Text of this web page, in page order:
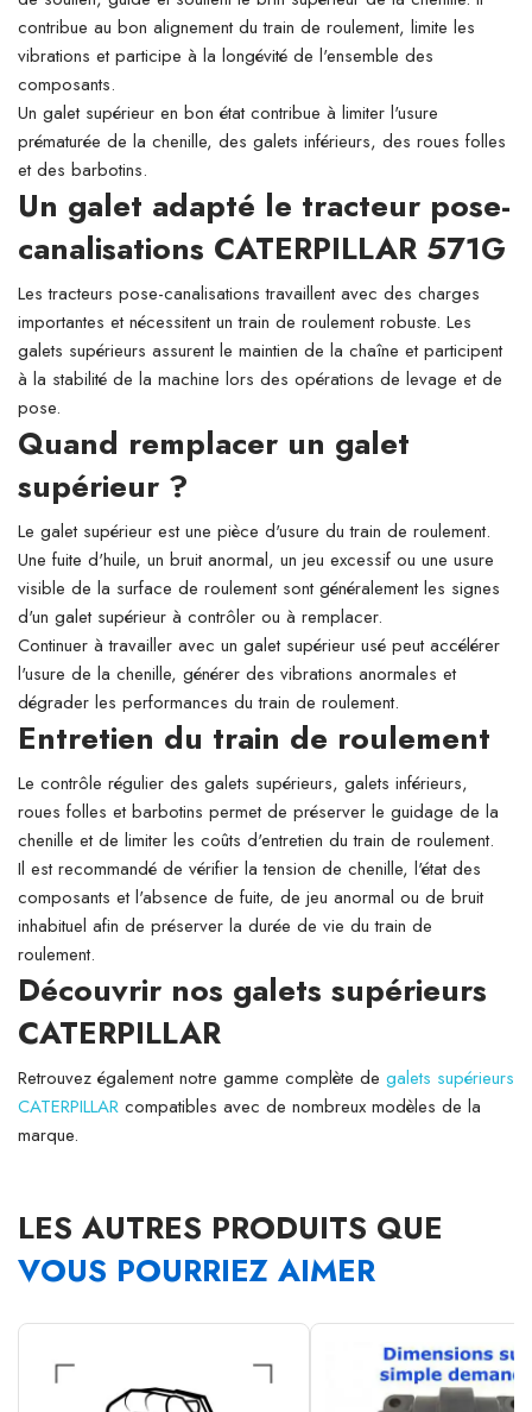
contribue au bon alignement du train de roulement, limite les
vibrations et participe à la longévité de l'ensemble des
composants.
Un galet supérieur en bon état contribue à limiter l'usure
prématurée de la chenille, des galets inférieurs, des roues folles
et des barbotins.
Un galet adapté le tracteur pose-
canalisations CATERPILLAR 571G
Les tracteurs pose-canalisations travaillent avec des charges
importantes et nécessitent un train de roulement robuste. Les
galets supérieurs assurent le maintien de la chaîne et participent
à la stabilité de la machine lors des opérations de levage et de
pose.
Quand remplacer un galet
supérieur ?
Le galet supérieur est une pièce d'usure du train de roulement.
Une fuite d'huile, un bruit anormal, un jeu excessif ou une usure
visible de la surface de roulement sont généralement les signes
d'un galet supérieur à contrôler ou à remplacer.
Continuer à travailler avec un galet supérieur usé peut accélérer
l'usure de la chenille, générer des vibrations anormales et
dégrader les performances du train de roulement.
Entretien du train de roulement
Le contrôle régulier des galets supérieurs, galets inférieurs,
roues folles et barbotins permet de préserver le guidage de la
chenille et de limiter les coûts d'entretien du train de roulement.
Il est recommandé de vérifier la tension de chenille, l'état des
composants et l'absence de fuite, de jeu anormal ou de bruit
inhabituel afin de préserver la durée de vie du train de
roulement.
Découvrir nos galets supérieurs
CATERPILLAR
Retrouvez également notre gamme complète de galets supérieurs
CATERPILLAR compatibles avec de nombreux modèles de la
marque.
LES AUTRES PRODUITS QUE
VOUS POURRIEZ AIMER